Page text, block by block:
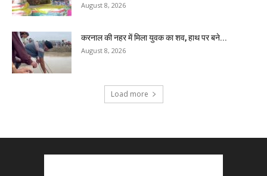
August 8, 2026
करनाल की नहर में मिला युवक का शव, हाथ पर बने...
August 8, 2026
Load more